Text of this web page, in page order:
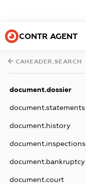
CONTR AGENT
CAHEADER.SEARCH
document.dossier
document.statements
document.history
document.inspections
document.bankruptcy
document.court